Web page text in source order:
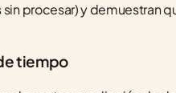
procesar) y demuestran
tiempo